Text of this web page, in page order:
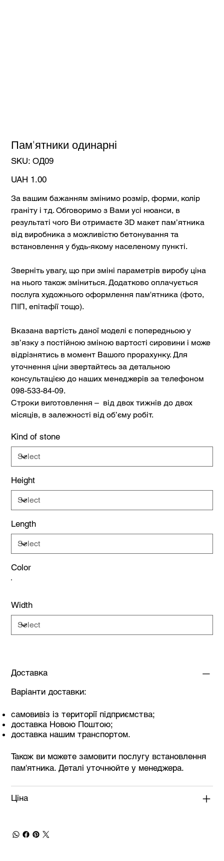
Пам'ятники одинарні
SKU: SKU
ОД09
ОД09
Price
UAH 1.00
За вашим бажанням змінимо розмір, форми, колір
граніту і тд. Обговоримо з Вами усі нюанси, в
результаті чого Ви отримаєте 3D макет пам’ятника
від виробника з можливістю бетонування та
встановлення у будь-якому населеному пункті.
Зверніть увагу, що при зміні параметрів виробу ціна
на нього також зміниться. Додатково оплачується
послуга художнього оформлення пам'ятника (фото,
ПІП, епітафії тощо).
Вказана вартість даної моделі є попередньою у
зв’язку з постійною зміною вартості сировини і може
відрізнятись в момент Вашого прорахунку. Для
уточнення ціни звертайтесь за детальною
консультацією до наших менеджерів за телефоном
098-533-84-09.
Строки виготовлення – від двох тижнів до двох
місяців, в залежності від об’єму робіт.
Kind of stone
Height
Length
Color
Width
Доставка
Варіанти доставки:
самовивіз із території підприємства;
доставка Новою Поштою;
доставка нашим транспортом.
Також ви можете замовити послугу встановлення
пам'ятника. Деталі уточнюйте у менеджера.
Ціна